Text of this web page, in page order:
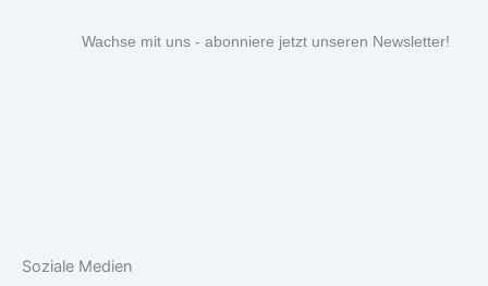
Wachse mit uns - abonniere jetzt unseren Newsletter!
Soziale Medien